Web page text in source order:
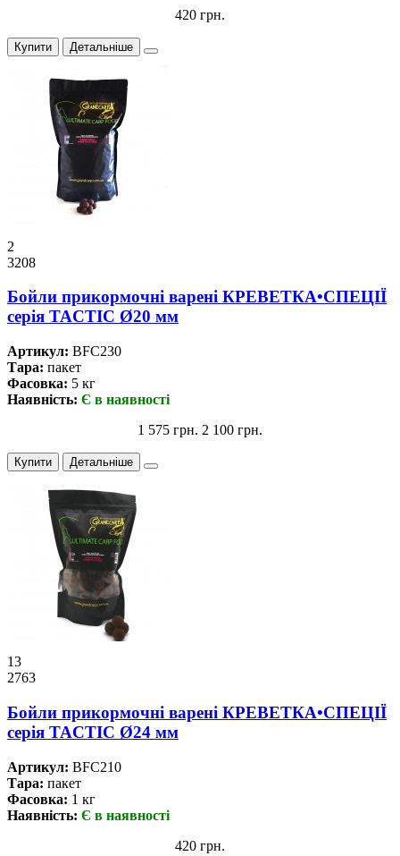
420 грн.
Купити Детальніше
2
3208
Бойли прикормочнi варенi КРЕВЕТКА•СПЕЦІЇ
серiя TACTIC Ø20 мм
Артикул: BFC230
Тара: пакет
Фасовка: 5 кг
Наявність: Є в наявності
1 575 грн. 2 100 грн.
Купити Детальніше
13
2763
Бойли прикормочнi варенi КРЕВЕТКА•СПЕЦІЇ
серiя TACTIC Ø24 мм
Артикул: BFC210
Тара: пакет
Фасовка: 1 кг
Наявність: Є в наявності
420 грн.